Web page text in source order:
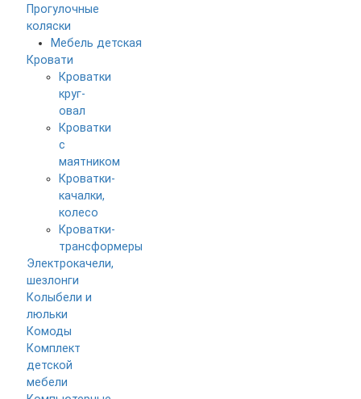
Прогулочные
коляски
Мебель детская
Кровати
Кроватки
круг-
овал
Кроватки
с
маятником
Кроватки-
качалки,
колесо
Кроватки-
трансформеры
Электрокачели,
шезлонги
Колыбели и
люльки
Комоды
Комплект
детской
мебели